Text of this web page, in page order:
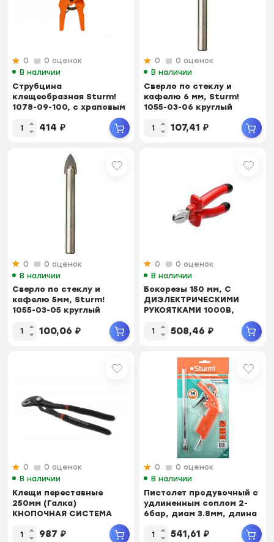
0
0 оценок
В наличии
Струбцина
клещеобразная Sturm!
1078-09-100, с храповым
механизмом, длина 255 ...
414 ₽
0
0 оценок
В наличии
Сверло по стеклу и
кафелю 6 мм, Sturm!
1055-03-06 круглый
107,41 ₽
0
0 оценок
В наличии
Сверло по стеклу и
кафелю 5мм, Sturm!
1055-03-05 круглый
100,06 ₽
0
0 оценок
В наличии
Бокорезы 150 мм, С
ДИЭЛЕКТРИЧЕСКИМИ
РУКОЯТКАМИ 1000В,
508,46 ₽
0
0 оценок
В наличии
Клещи переставные
250мм (Галка)
КНОПОЧНАЯ СИСТЕМА
ГУБ,ПВХ РУК,...
987 ₽
0
0 оценок
В наличии
Пистолет продувочный с
удлиненным соплом 2-
6бар, диам 3.8мм, длина
541,61 ₽